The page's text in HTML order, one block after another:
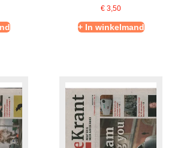
€ 3,50
+ In winkelmand